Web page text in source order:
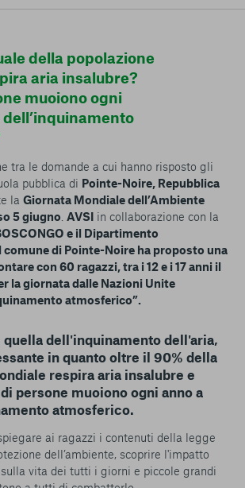
il blocco di alcuni cookie può
cookie effettuata verrà salvata. Se non è
opzione, premere questo pulsante
tutti i cookie. Per ulteriori informazioni, è
la nostraUlteriori informazioni
della popolazione
aria insalubre?
muoiono ogni
tra le domande a cui hanno risposto gli
pubblica di Pointe-Noire, Repubblica
la Giornata Mondiale dell’Ambiente
5 giugno AVSI in collaborazione con la
e il Dipartimento
comune di Pointe-Noire ha proposto una
con 60 ragazzi, tra i 12 e i 17 anni il
la giornata dalle Nazioni Unite
atmosferico”.
quella dell'inquinamento dell'aria,
in quanto oltre il 90% della
respira aria insalubre e
persone muoiono ogni anno a
atmosferico.
ai ragazzi i contenuti della legge
dell’ambiente, scoprire l'impatto
vita dei tutti i giorni e piccole grandi